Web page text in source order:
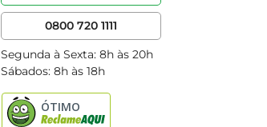
0800 720 1111
Segunda à Sexta: 8h às 20h
Sábados: 8h às 18h